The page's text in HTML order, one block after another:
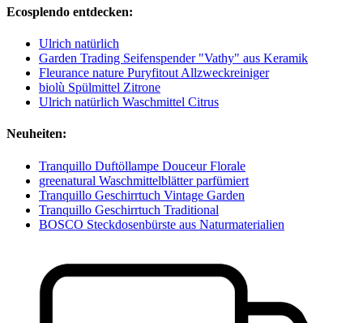
Ecosplendo entdecken:
Ulrich natürlich
Garden Trading Seifenspender "Vathy" aus Keramik
Fleurance nature Puryfitout Allzweckreiniger
biolù Spülmittel Zitrone
Ulrich natürlich Waschmittel Citrus
Neuheiten:
Tranquillo Duftöllampe Douceur Florale
greenatural Waschmittelblätter parfümiert
Tranquillo Geschirrtuch Vintage Garden
Tranquillo Geschirrtuch Traditional
BOSCO Steckdosenbürste aus Naturmaterialien